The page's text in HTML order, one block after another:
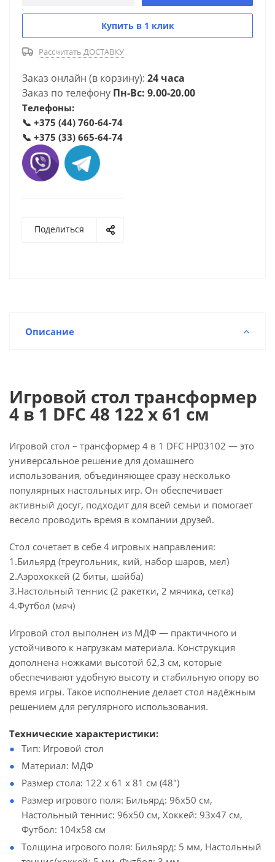
Купить в 1 клик
Рассчитать ДОСТАВКУ
Заказ онлайн (в корзину): 24 часа
Заказ по телефону Пн-Вс: 9.00-20.00
Телефоны:
📞 +375 (44) 760-64-74
📞 +375 (33) 665-64-74
Поделиться
Описание
Игровой стол трансформер
4 в 1 DFC 48 122 х 61 см
Игровой стол – трансформер 4 в 1 DFC HP03102 — это
универсальное решение для домашнего
использования, объединяющее сразу несколько
популярных настольных игр. Он обеспечивает
активный досуг, подходит для всей семьи и помогает
весело проводить время в компании друзей.
Стол сочетает в себе 4 игровых направления:
1.Бильярд (треугольник, кий, набор шаров, мел)
2.Аэрохоккей (2 биты, шайба)
3.Настольный теннис (2 ракетки, 2 мячика, сетка)
4.Футбол (мяч)
Игровой стол выполнен из МДФ — практичного и
устойчивого к нагрузкам материала. Конструкция
дополнена ножками высотой 62,3 см, которые
обеспечивают удобную высоту и стабильную опору во
время игры. Такое исполнение делает стол надёжным
решением для регулярного использования.
Технические характеристики:
Тип: Игровой стол
Материал: МДФ
Размер стола: 122 х 61 х 81 см (48")
Размер игрового поля: Бильярд: 96х50 см,
Настольный теннис: 96х50 см, Хоккей: 93х47 см,
Футбол: 104х58 см
Толщина игрового поля: Бильярд: 5 мм, Настольный